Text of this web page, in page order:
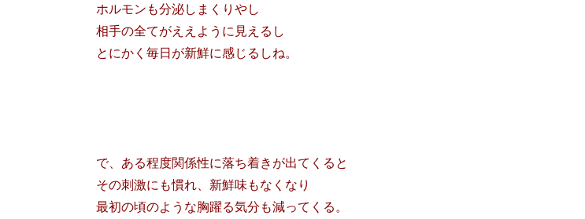
ホルモンも分泌しまくりやし
相手の全てがええように見えるし
とにかく毎日が新鮮に感じるしね。
で、ある程度関係性に落ち着きが出てくると
その刺激にも慣れ、新鮮味もなくなり
最初の頃のような胸躍る気分も減ってくる。